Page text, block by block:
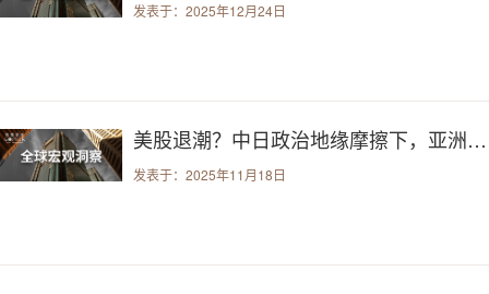
发表于：2025年12月24日
美股退潮？中日政治地缘摩擦下，亚洲再定价
发表于：2025年11月18日